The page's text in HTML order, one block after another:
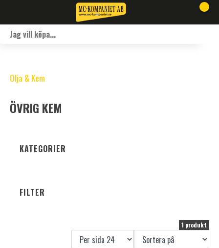
Olja & Kem
ÖVRIG KEM
KATEGORIER
FILTER
1 produkt